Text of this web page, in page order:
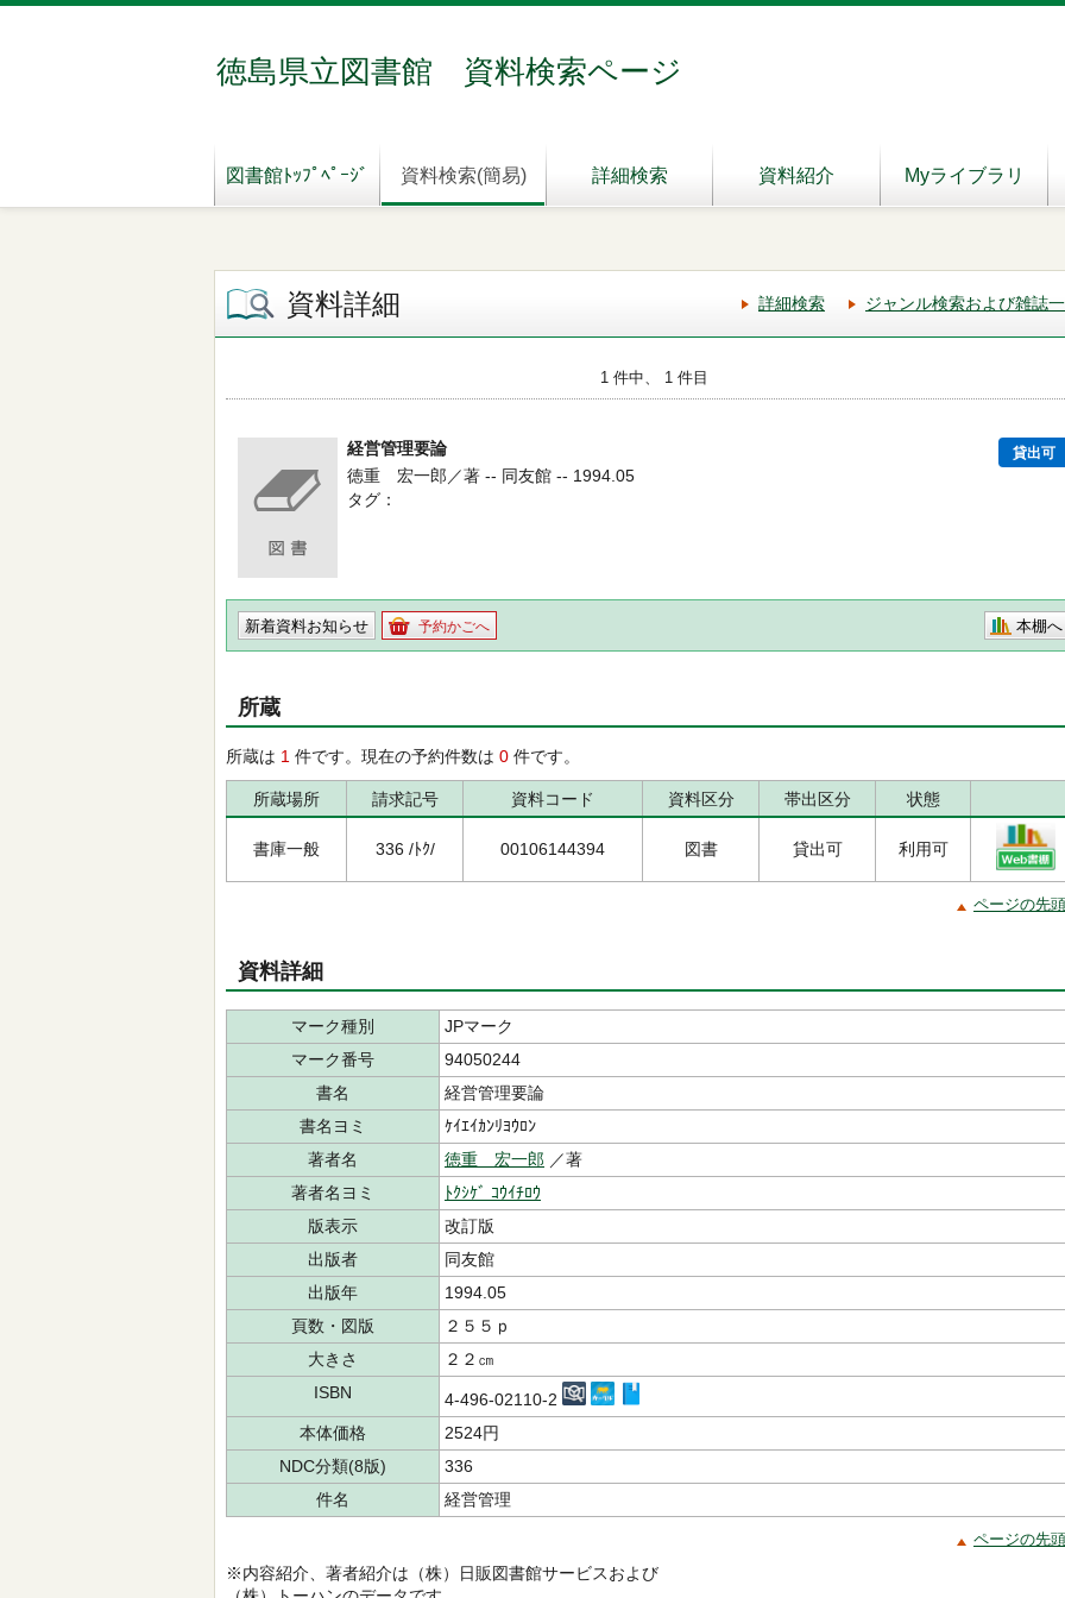
徳島県立図書館 資料検索ページ
図書館ﾄｯﾌﾟﾍﾟｰｼﾞ 資料検索(簡易) 詳細検索 資料紹介 Myライブラリ
資料詳細 詳細検索 ジャンル検索および雑誌
1 件中、 1 件目
経営管理要論 貸出可
徳重 宏一郎／著 -- 同友館 -- 1994.05
タグ
新着資料お知らせ 予約かごへ 本棚へ
所蔵
所蔵は 1 件です。現在の予約件数は 0 件です。
所蔵場所 請求記号 資料コード 資料区分 帯出区分 状態
書庫一般 336 /ﾄｸ/ 00106144394 図書 貸出可 利用可
ページの先
資料詳細
マーク種別
JPマーク
マーク番号
94050244
書名
経営管理要論
書名ヨミ
ｹｲｴｲｶﾝﾘﾖｳﾛﾝ
著者名
徳重 宏一郎 ／著
著者名ヨミ
ﾄｸｼｹﾞ ｺｳｲﾁﾛｳ
版表示
改訂版
出版者
同友館
出版年
1994.05
頁数・図版
２５５ｐ
大きさ
２２㎝
ISBN
4-496-02110-2
本体価格
2524円
NDC分類(8版)
336
件名
経営管理
ページの先
※内容紹介、著者紹介は（株）日販図書館サービスおよび